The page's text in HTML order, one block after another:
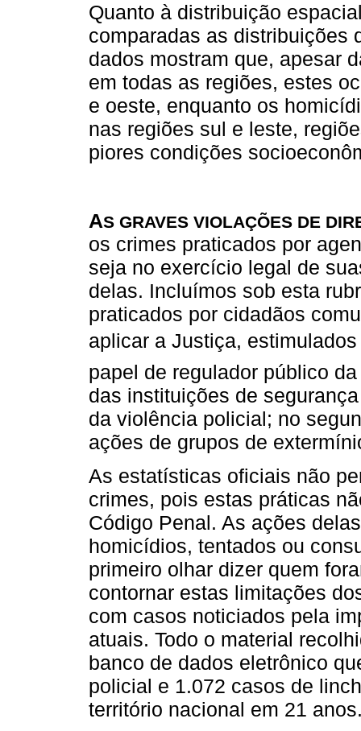
Quanto à distribuição
comparadas as distribuições
dados mostram que, apesar
em todas as regiões, estes
e oeste, enquanto os
nas regiões sul e leste,
piores condições
AS GRAVES VIOLAÇÕES DE
os crimes praticados por
seja no exercício legal de
delas. Incluímos sob esta
praticados por cidadãos
aplicar a Justiça,
papel de regulador público
das instituições de
da violência policial; no
ações de grupos de
As estatísticas oficiais não
crimes, pois estas práticas
Código Penal. As ações
homicídios, tentados ou
primeiro olhar dizer quem
contornar estas limitações
com casos noticiados pela
atuais. Todo o material
banco de dados eletrônico
policial e 1.072 casos de
território nacional em 21